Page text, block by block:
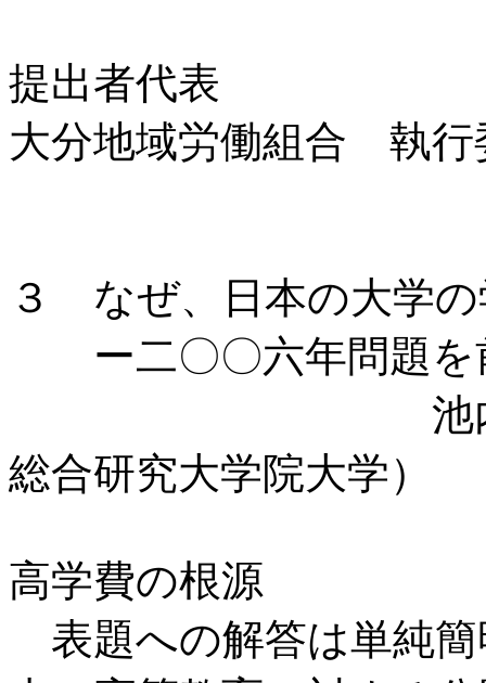
提出者代表
大分地域労働組合 執
３ なぜ、日本の大学
ー二〇〇六年問題を
池内 了（い
総合研究大学院大学）
高学費の根源
表題への解答は単純